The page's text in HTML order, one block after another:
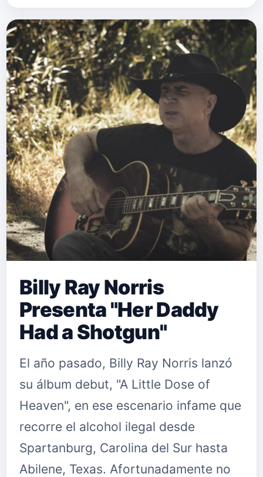
Billy Ray Norris
Presenta "Her Daddy
Had a Shotgun"
El año pasado, Billy Ray Norris lanzó
su álbum debut, "A Little Dose of
Heaven", en ese escenario infame que
recorre el alcohol ilegal desde
Spartanburg, Carolina del Sur hasta
Abilene, Texas. Afortunadamente no